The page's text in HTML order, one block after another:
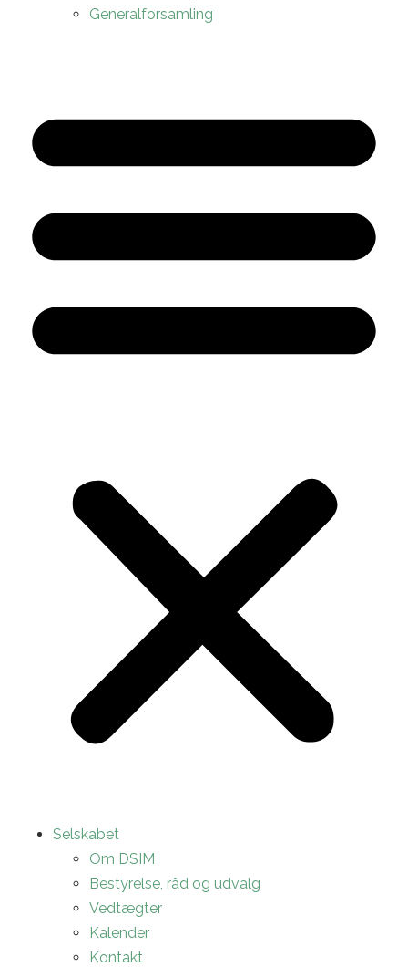
Generalforsamling
Selskabet
Om DSIM
Bestyrelse, råd og udvalg
Vedtægter
Kalender
Kontakt